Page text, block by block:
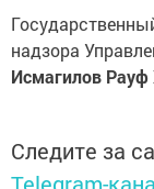
надзора
Исмагилов Рауф
Следите за